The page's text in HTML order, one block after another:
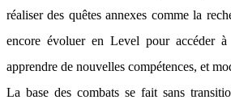
réaliser des quêtes annexes comme la
encore évoluer en Level pour accéder à
apprendre de nouvelles compétences, et
La base des combats se fait sans